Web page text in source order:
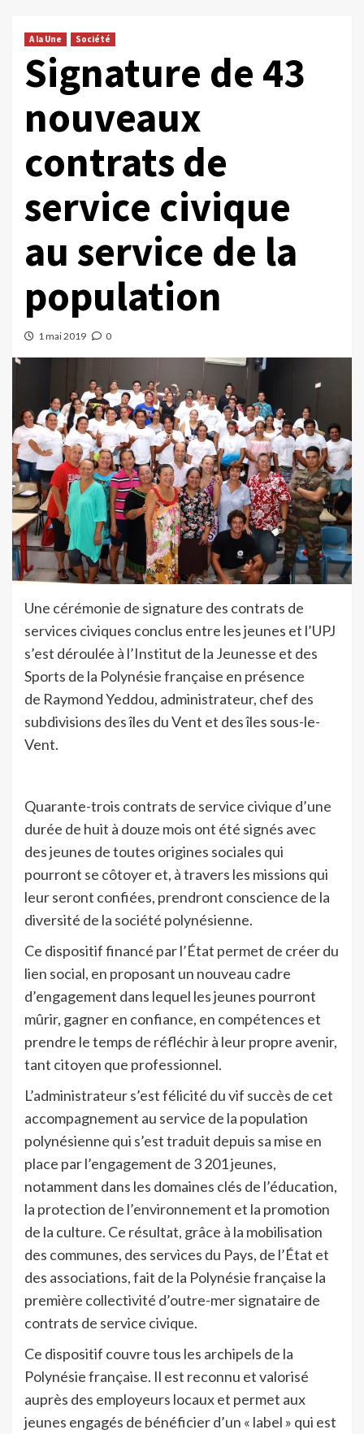
A la Une Société
Signature de 43
nouveaux
contrats de
service civique
au service de la
population
1 mai 2019 0
Une cérémonie de signature des contrats de
services civiques conclus entre les jeunes et l’UPJ
s’est déroulée à l’Institut de la Jeunesse et des
Sports de la Polynésie française en présence
de Raymond Yeddou, administrateur, chef des
subdivisions des îles du Vent et des îles sous-le-
Vent.
Quarante-trois contrats de service civique d’une
durée de huit à douze mois ont été signés avec
des jeunes de toutes origines sociales qui
pourront se côtoyer et, à travers les missions qui
leur seront confiées, prendront conscience de la
diversité de la société polynésienne.
Ce dispositif financé par l’État permet de créer du
lien social, en proposant un nouveau cadre
d’engagement dans lequel les jeunes pourront
mûrir, gagner en confiance, en compétences et
prendre le temps de réfléchir à leur propre avenir,
tant citoyen que professionnel.
L’administrateur s’est félicité du vif succès de cet
accompagnement au service de la population
polynésienne qui s’est traduit depuis sa mise en
place par l’engagement de 3 201 jeunes,
notamment dans les domaines clés de l’éducation,
la protection de l’environnement et la promotion
de la culture. Ce résultat, grâce à la mobilisation
des communes, des services du Pays, de l’État et
des associations, fait de la Polynésie française la
première collectivité d’outre-mer signataire de
contrats de service civique.
Ce dispositif couvre tous les archipels de la
Polynésie française. Il est reconnu et valorisé
auprès des employeurs locaux et permet aux
jeunes engagés de bénéficier d’un « label » qui est